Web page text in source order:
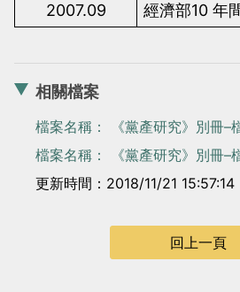
2007.09
經濟部10年
相關檔案
檔案名稱： 《黨產研究》別冊–
檔案名稱： 《黨產研究》別冊–
更新時間：2018/11/21 15:57:14
回上一頁